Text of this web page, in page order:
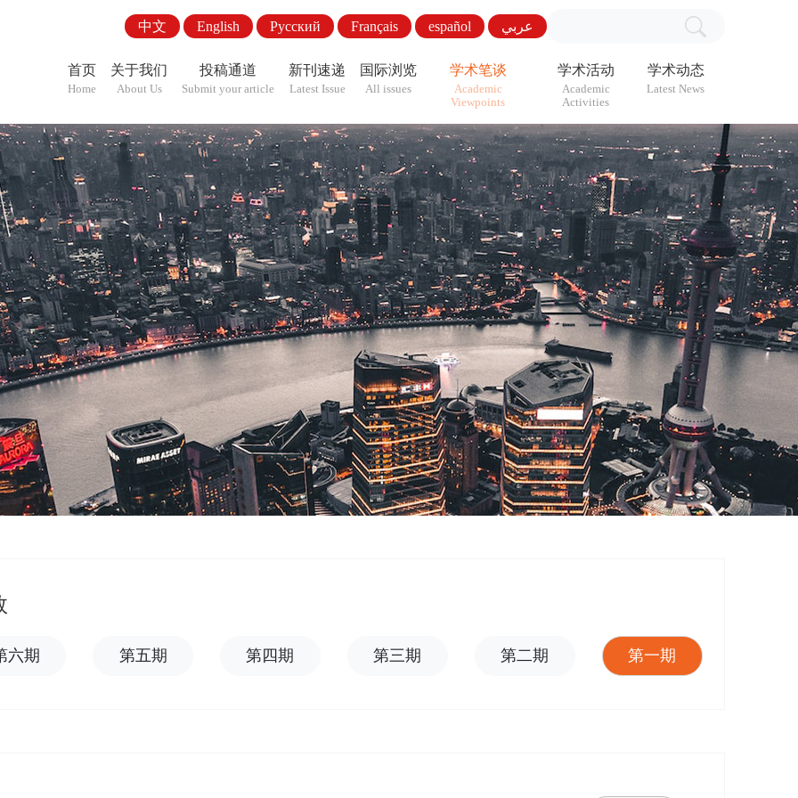
中文 English Pусский Français español عربي
首页
Home
关于我们
About Us
投稿通道
Submit your article
新刊速递
Latest Issue
国际浏览
All issues
学术笔谈
Academic
Viewpoints
学术活动
Academic
Activities
学术动态
Latest News
六期 第五期 第四期 第三期 第二期 第一期